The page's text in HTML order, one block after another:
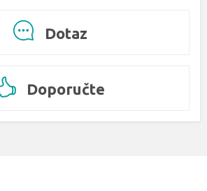
Dotaz
Doporučte